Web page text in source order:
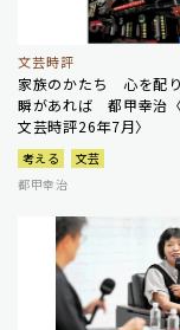
文芸時評
家族のかたち 心を配
瞬があれば 都甲幸治
文芸時評26年7月〉
考える
文芸
都甲幸治